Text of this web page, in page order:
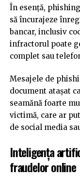
În esență,
să încurajeze
bancar, inclusiv
infractorul poate
complet sau
Mesajele de
document atașat
seamănă foarte
victimă, care ar
de social media
Inteligența
fraudelor online